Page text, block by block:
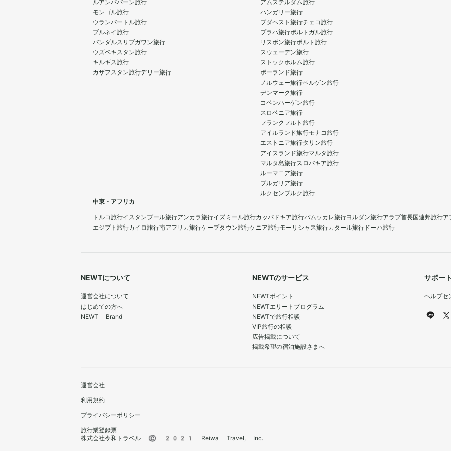
ルアンパバーン旅行
モンゴル旅行
ウランバートル旅行
ブルネイ旅行
バンダルスリブガワン旅行
ウズベキスタン旅行
キルギス旅行
カザフスタン旅行デリー旅行
アムステルダム旅行
ハンガリー旅行
ブダペスト旅行チェコ旅行
プラハ旅行ポルトガル旅行
リスボン旅行ポルト旅行
スウェーデン旅行
ストックホルム旅行
ポーランド旅行
ノルウェー旅行ベルゲン旅行
デンマーク旅行
コペンハーゲン旅行
スロベニア旅行
フランクフルト旅行
アイルランド旅行モナコ旅行
エストニア旅行タリン旅行
アイスランド旅行マルタ旅行
マルタ島旅行スロバキア旅行
ルーマニア旅行
ブルガリア旅行
ルクセンブルク旅行
中東・アフリカ
トルコ旅行イスタンブール旅行アンカラ旅行イズミール旅行カッパドキア旅行パムッカレ旅行ヨルダン旅行アラブ首長国連邦旅行ア
エジプト旅行カイロ旅行南アフリカ旅行ケープタウン旅行ケニア旅行モーリシャス旅行カタール旅行 ドーハ旅行
NEWTについて
運営会社について
はじめての方へ
NEWT Brand
NEWTのサービス
NEWTポイント
NEWTエリートプログラム
NEWTで旅行相談
VIP旅行の相談
広告掲載について
掲載希望の宿泊施設さまへ
サポー
ヘルプセ
運営会社
利用規約
プライバシーポリシー
旅行業登録票
株式会社令和トラベル © 2021 Reiwa Travel, Inc.